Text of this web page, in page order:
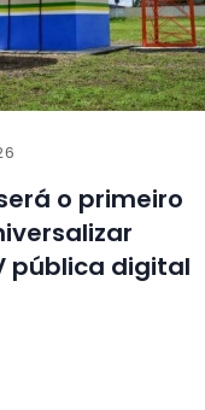
o primeiro
pública digital